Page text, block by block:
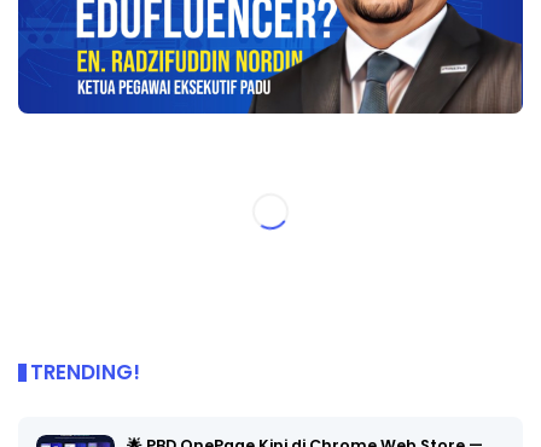
TRENDING!